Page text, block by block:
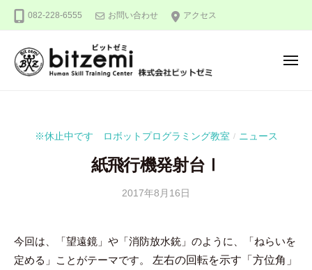
082-228-6555 お問い合わせ アクセス
ミ
メ
※休止中です ロボットプログラミング教室 / ニュース
紙飛行機発射台Ⅰ
2017年8月16日
田
豪
の
コ
今回は、「望遠鏡」や「消防放水銃」のように、「ねらいを
定める」ことがテーマです。 左右の回転を示す「方位角」
会
社
ビ